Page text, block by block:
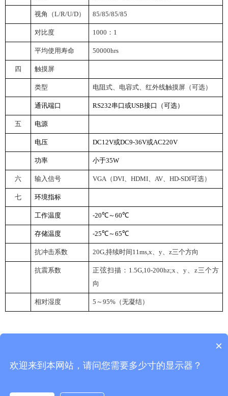
视角（L/R/U/D） 85/85/85/85
对比度 1000 ：1
平均使用寿命 50000hrs
四 触摸屏
类型 电阻式、电容式、红外线触摸屏（可选）
通讯端口 RS232串口或USB接口（可选）
五 电源
电压 DC12V或DC9-36V或AC220V
功率 小于35W
六 输入信号 VGA （DVI、HDMI、AV、HD-SDI可选）
七 环境指标
工作温度 -20℃～60℃
存储温度 -25℃～65℃
抗冲击系数 20G 持续时间11ms,x、y、z三个方向
抗震系数 正弦扫描： 1.5G ,10-200hz;x、y、z三个方
向
相对湿度 5 ～95%（无凝结）
Copyright © 2026 www.youxinglcd.com
×
欢迎来到本网站，请问您需要多少寸的显示器？